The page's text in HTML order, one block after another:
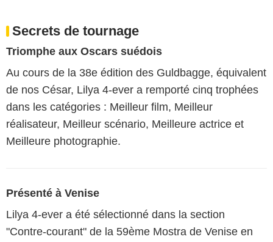
Secrets de tournage
Triomphe aux Oscars suédois
Au cours de la 38e édition des Guldbagge, équivalent
de nos César, Lilya 4-ever a remporté cinq trophées
dans les catégories : Meilleur film, Meilleur
réalisateur, Meilleur scénario, Meilleure actrice et
Meilleure photographie.
Présenté à Venise
Lilya 4-ever a été sélectionné dans la section
"Contre-courant" de la 59ème Mostra de Venise en